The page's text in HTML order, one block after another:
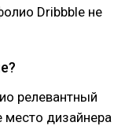
Dribbble не
релевантный
дизайнера